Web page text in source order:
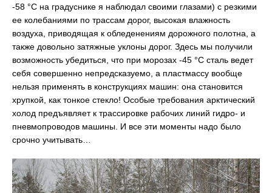
-58 °С на градуснике я наблюдал своими глазами) с резкими
ее колебаниями по трассам дорог, высокая влажность
воздуха, приводящая к обледенениям дорожного полотна, а
также довольно затяжные уклоны дорог. Здесь мы получили
возможность убедиться, что при морозах -45 °С сталь ведет
себя совершенно непредсказуемо, а пластмассу вообще
нельзя применять в конструкциях машин: она становится
хрупкой, как тонкое стекло! Особые требования арктический
холод предъявляет к трассировке рабочих линий гидро- и
пневмопроводов машины. И все эти моменты надо было
срочно учитывать…